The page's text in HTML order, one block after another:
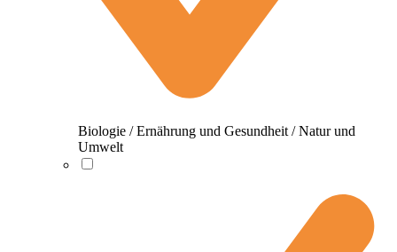
Biologie / Ernährung und Gesundheit / Natur und
Umwelt